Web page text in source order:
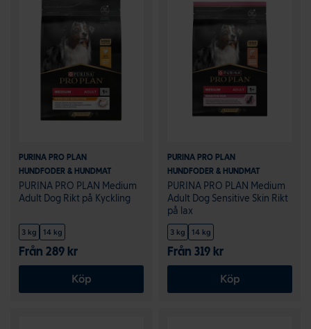
PURINA PRO PLAN
HUNDFODER & HUNDMAT
PURINA PRO PLAN Medium
Adult Dog Rikt på Kyckling
3 kg 14 kg
Från 289 kr
Köp
PURINA PRO PLAN
HUNDFODER & HUNDMAT
PURINA PRO PLAN Medium
Adult Dog Sensitive Skin Rikt
på lax
3 kg 14 kg
Från 319 kr
Köp